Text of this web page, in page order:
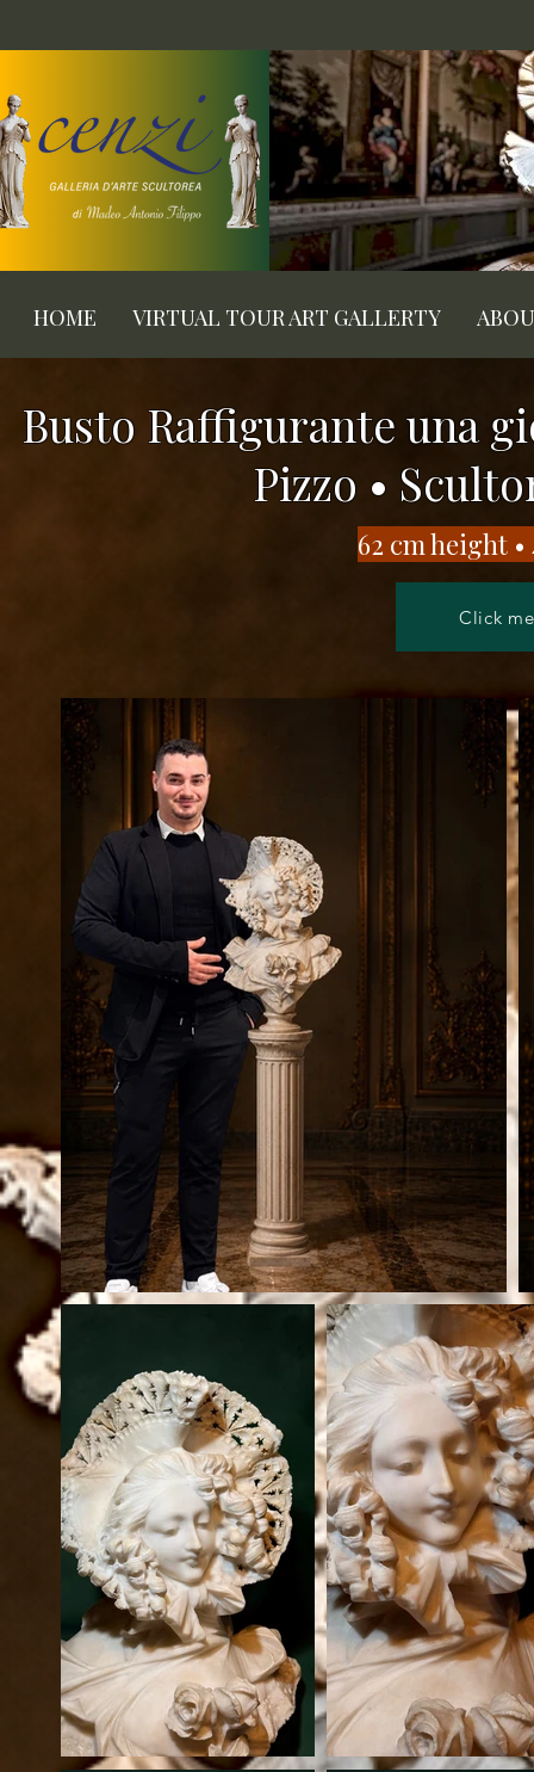
HOME VIRTUAL TOUR ART GALLERTY
Busto Raffigurante una
Pizzo •
62 cm height •
Click